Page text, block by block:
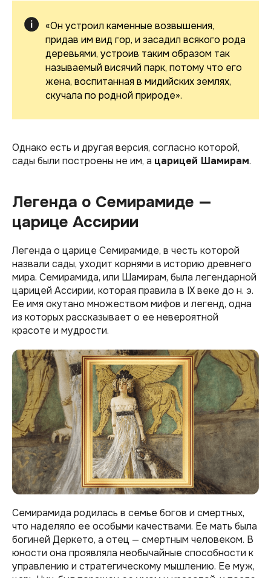
«Он устроил каменные возвышения,
придав им вид гор, и засадил всякого рода
деревьями, устроив таким образом так
называемый висячий парк, потому что его
жена, воспитанная в мидийских землях,
скучала по родной природе».
Однако есть и другая версия, согласно которой,
сады были построены не им, а царицей Шамирам.
Легенда о Семирамиде —
царице Ассирии
Легенда о царице Семирамиде, в честь которой
назвали сады, уходит корнями в историю древнего
мира. Семирамида, или Шамирам, была легендарной
царицей Ассирии, которая правила в IX веке до н. э.
Ее имя окутано множеством мифов и легенд, одна
из которых рассказывает о ее невероятной
красоте и мудрости.
Семирамида родилась в семье богов и смертных,
что наделяло ее особыми качествами. Ее мать была
богиней Деркето, а отец — смертным человеком. В
юности она проявляла необычайные способности к
управлению и стратегическому мышлению. Ее муж,